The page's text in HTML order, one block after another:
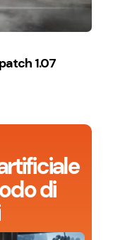
di
1.07